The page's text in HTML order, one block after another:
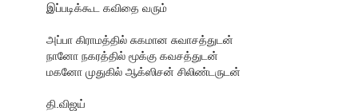
இப்படிக்கூட கவிதை வரும்
அப்பா கிராமத்தில் சுகமான சுவாசத்துடன்
நானோ நகரத்தில் மூக்கு கவசத்துடன்
மகனோ முதுகில் ஆக்ஸிசன் சிலிண்டருடன்
தி.விஜய்